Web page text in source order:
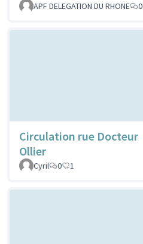
APF DELEGATION DU RHONE
0
Circulation rue Docteur
Ollier
Cyril
0 1